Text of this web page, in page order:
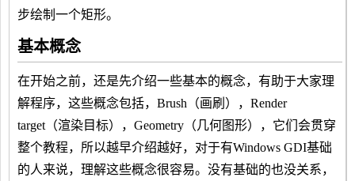
步绘制一个矩形。
基本概念
在开始之前，还是先介绍一些基本的概念，有助于大家理
解程序，这些概念包括，Brush（画刷），Render
target（渲染目标），Geometry（几何图形），它们会贯穿
整个教程，所以越早介绍越好，对于有Windows GDI基础
的人来说，理解这些概念很容易。没有基础的也没关系，